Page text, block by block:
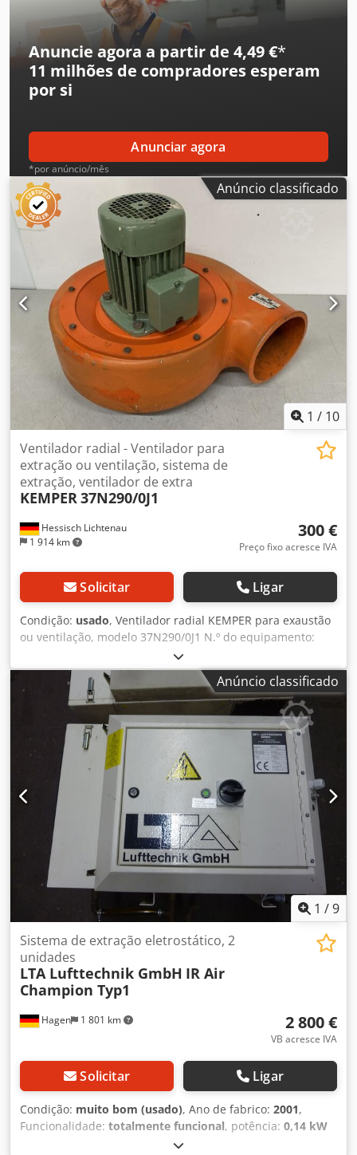
Anuncie agora a partir de 4,49 €*
11 milhões de compradores esperam
por si
Anunciar agora
*por anúncio/mês
Anúncio classificado
1 / 10
Hessisch Lichtenau
1 914 km
Ventilador radial - Ventilador para
extração ou ventilação, sistema de
extração, ventilador de extra
KEMPER37N290/0J1
300 €
Preço fixo acresce IVA
Solicitar Ligar
Condição: usado, Ventilador radial KEMPER para exaustão
ou ventilação, modelo 37N290/0J1 N.º do equipamento:
1.8011 N.º do artigo: 853.103 Ano de fabricação: aprox.
1990 Vazão de ar: 1700 m3/h Tubo de admissão: Ø 150 mm
(diâmetro interno) Tubo de exaustão: Ø 150 mm (diâmetro
interno) Velocidade do motor: 2800 rpm Potência do motor:
0,75 kW Conexão à rede: 400 V, 50 Hz Dcjdpfszpbrwsx
Ahmsk - Carcaça em alumínio fundido - Roda do ventilador
em alumínio fundido - Construção muito robusta
Dimensões (C x L x A): 450 x 420 x 400 mm Peso: 20 kg Em
bom estado Ideal para exaustão de fumos de soldagem
Disponíveis 2 unidades. Preço por unidade.
Anúncio classificado
1 /9
Hagen 1 801 km
Sistema de extração eletrostático, 2
unidades
LTA Lufttechnik GmbH IR Air
Champion Typ1
2 800 €
VB acresce IVA
Solicitar Ligar
Condição: muito bom (usado), Ano de fabrico: 2001,
Funcionalidade: totalmente funcional, potência: 0,14 kW
, tensão de entrada:230 V